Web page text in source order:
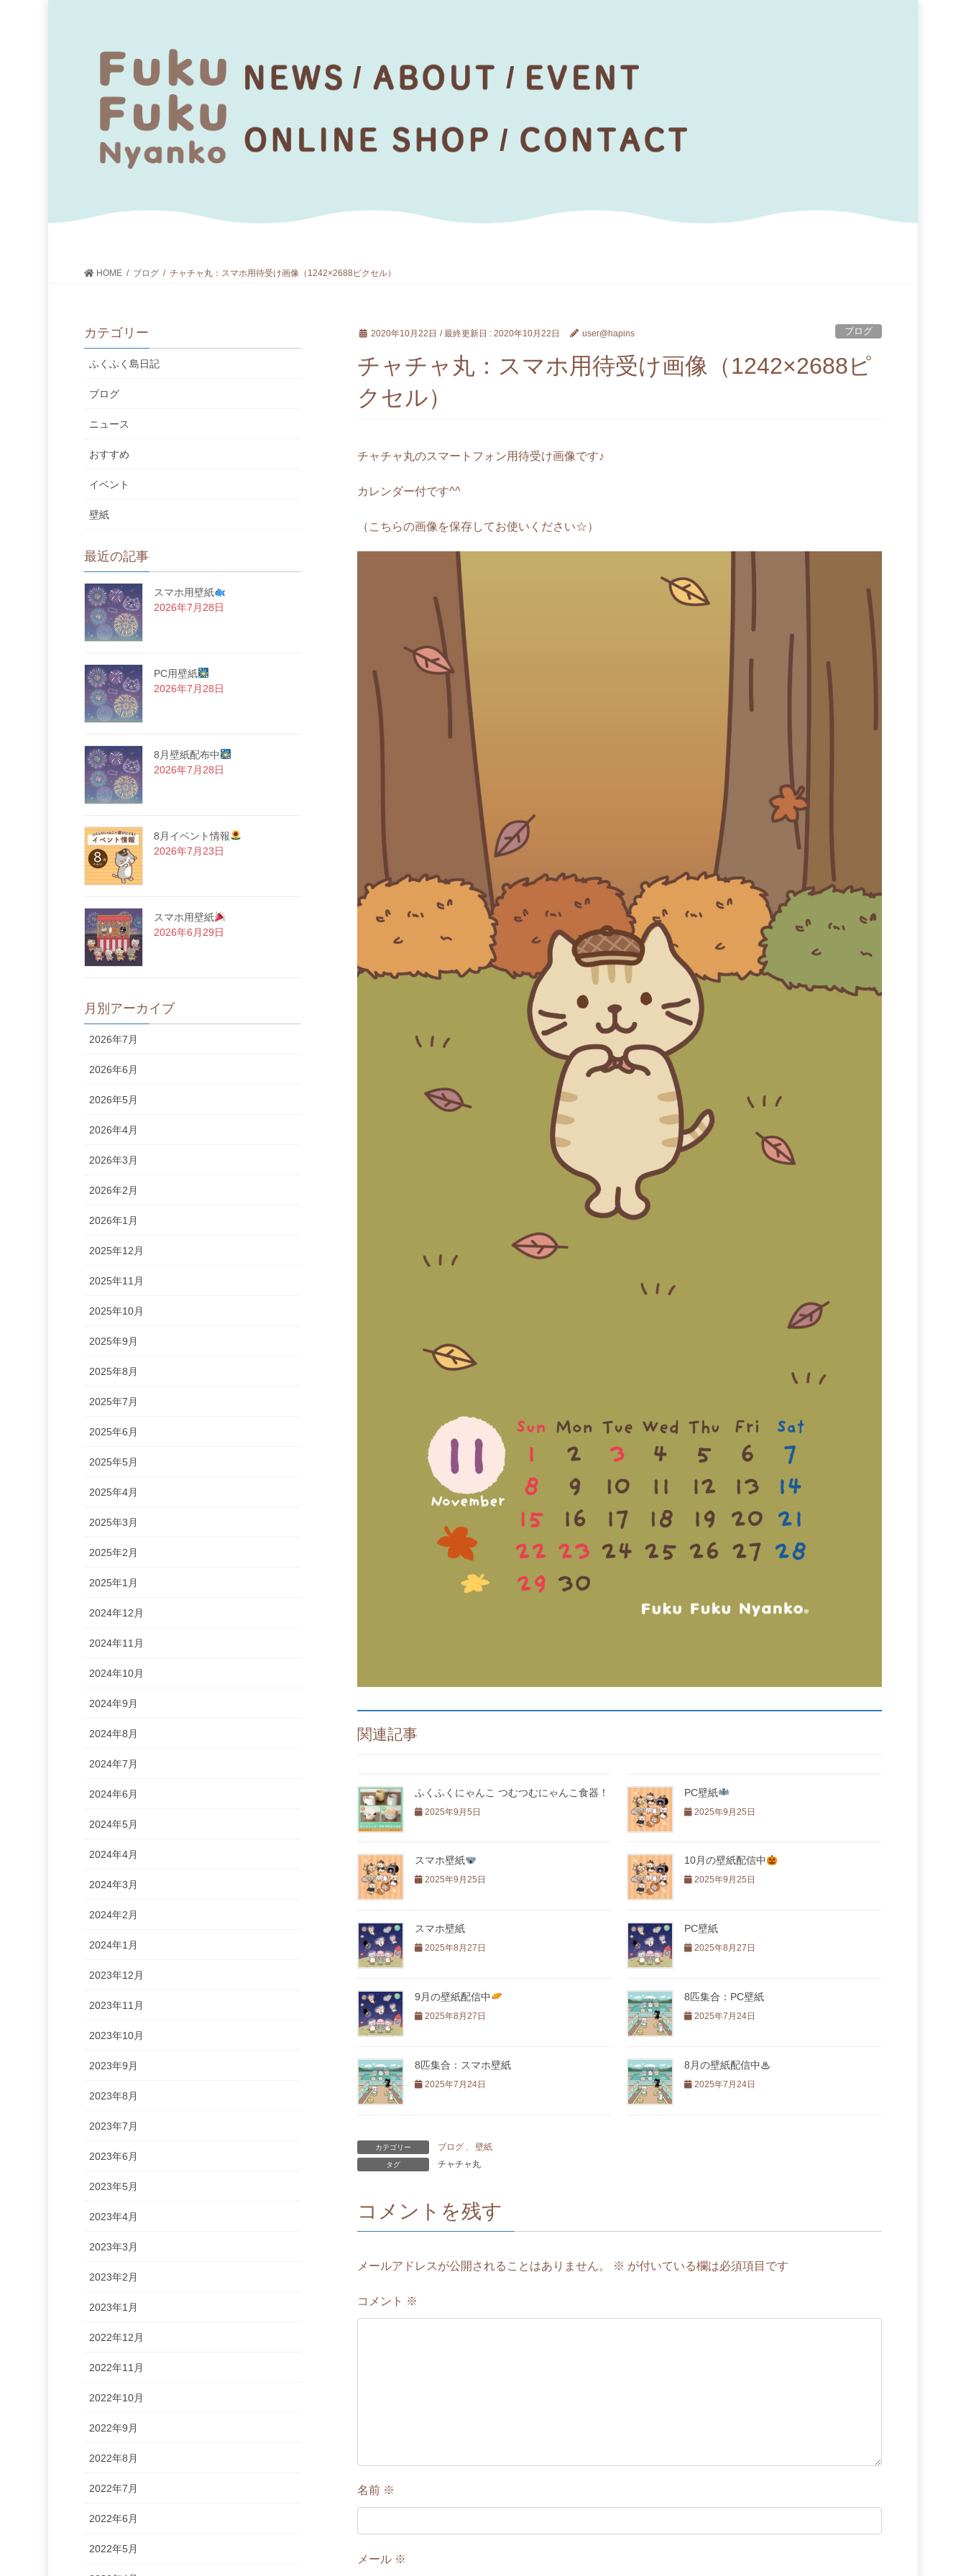
HOME ブログ チャチャ丸：スマホ用待受け画像（1242×2688ピクセル）
2020年10月22日 / 最終更新日 : 2020年10月22日 user@hapins ブログ
チャチャ丸：スマホ用待受け画像（1242×2688ピ
クセル）
チャチャ丸のスマートフォン用待受け画像です♪
カレンダー付です^^
（こちらの画像を保存してお使いください☆）
関連記事
ふくふくにゃんこ つむつむにゃんこ食器！
2025年9月5日
PC壁紙
2025年9月25日
スマホ壁紙
2025年9月25日
10月の壁紙配信中
2025年9月25日
スマホ壁紙
2025年8月27日
PC壁紙
2025年8月27日
9月の壁紙配信中
2025年8月27日
8匹集合：PC壁紙
2025年7月24日
8匹集合：スマホ壁紙
2025年7月24日
8月の壁紙配信中♨
2025年7月24日
カテゴリー ブログ 壁紙
タグ チャチャ丸
コメントを残す
メールアドレスが公開されることはありません。 ※ が付いている欄は必須項目です
コメント ※
名前 ※
メール ※
カテゴリー
ふくふく島日記
ブログ
ニュース
おすすめ
イベント
壁紙
最近の記事
スマホ用壁紙
2026年7月28日
PC用壁紙
2026年7月28日
8月壁紙配布中
2026年7月28日
8月イベント情報
2026年7月23日
スマホ用壁紙
2026年6月29日
月別アーカイブ
2026年7月
2026年6月
2026年5月
2026年4月
2026年3月
2026年2月
2026年1月
2025年12月
2025年11月
2025年10月
2025年9月
2025年8月
2025年7月
2025年6月
2025年5月
2025年4月
2025年3月
2025年2月
2025年1月
2024年12月
2024年11月
2024年10月
2024年9月
2024年8月
2024年7月
2024年6月
2024年5月
2024年4月
2024年3月
2024年2月
2024年1月
2023年12月
2023年11月
2023年10月
2023年9月
2023年8月
2023年7月
2023年6月
2023年5月
2023年4月
2023年3月
2023年2月
2023年1月
2022年12月
2022年11月
2022年10月
2022年9月
2022年8月
2022年7月
2022年6月
2022年5月